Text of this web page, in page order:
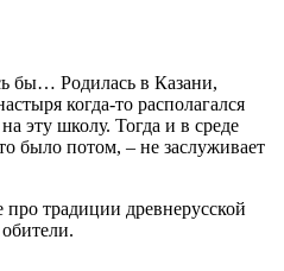
бы… Родилась в Казани,
когда-то располагался
эту школу. Тогда и в среде
было потом, – не заслуживает
традиции древнерусской